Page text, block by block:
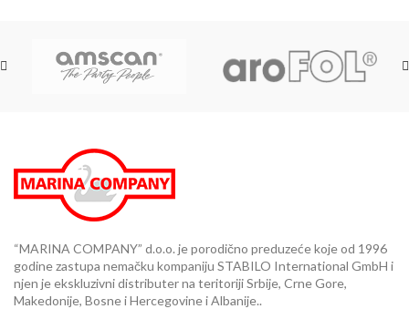
“MARINA COMPANY” d.o.o. je porodično preduzeće koje od 1996
godine zastupa nemačku kompaniju STABILO International GmbH i
njen je ekskluzivni distributer na teritoriji Srbije, Crne Gore,
Makedonije, Bosne i Hercegovine i Albanije..